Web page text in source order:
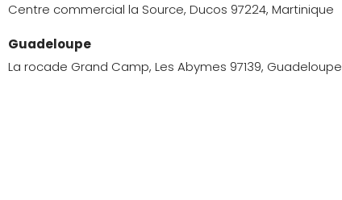
Centre commercial la Source, Ducos 97224, Martinique
Guadeloupe
La rocade Grand Camp, Les Abymes 97139, Guadeloupe